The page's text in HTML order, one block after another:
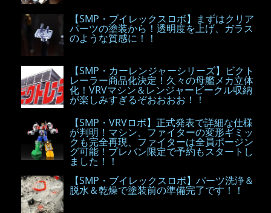
【SMP・ブイレックスロボ】まずはクリア
パーツの塗装から！透明度を上げ、ガラス
のような質感に！！
【SMP・カーレンジャーシリーズ】ビクト
レーラー商品化決定！久々の母艦メカ立体
化！VRVマシン＆レンジャービークル収納
が楽しみすぎるぞおおおお！！
【SMP・VRVロボ】正式発表で詳細な仕様
が判明！マシン、ファイターの変形ギミッ
クも完全再現、ファイターは全員ポージン
グ可能！プレバン限定で予約もスタートし
ました！！
【SMP・ブイレックスロボ】パーツ洗浄＆
脱水＆乾燥で塗装前の準備完了です！！